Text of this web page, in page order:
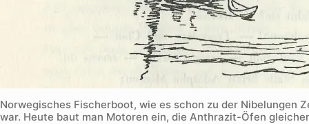
Norwegisches Fischerboot, wie es schon zu der Nibelungen
war. Heute baut man Motoren ein, die Anthrazit-Öfen